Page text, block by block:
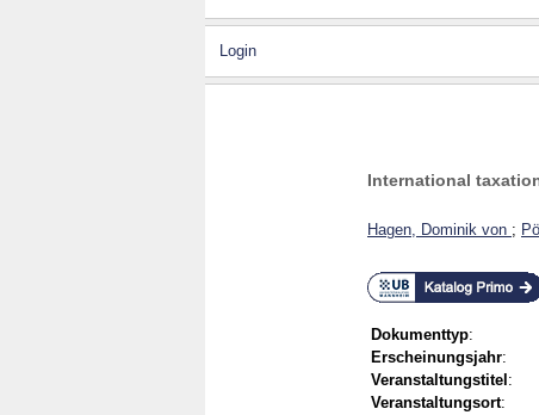
Login
International
Hagen, Dominik von ;
Dokumenttyp:
Erscheinungsjahr:
Veranstaltungstitel :
Veranstaltungsort: